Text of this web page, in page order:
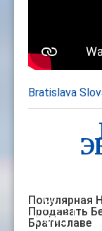
Bratislava
Популярная
Продавать
Братиславе
08
НОЯБ